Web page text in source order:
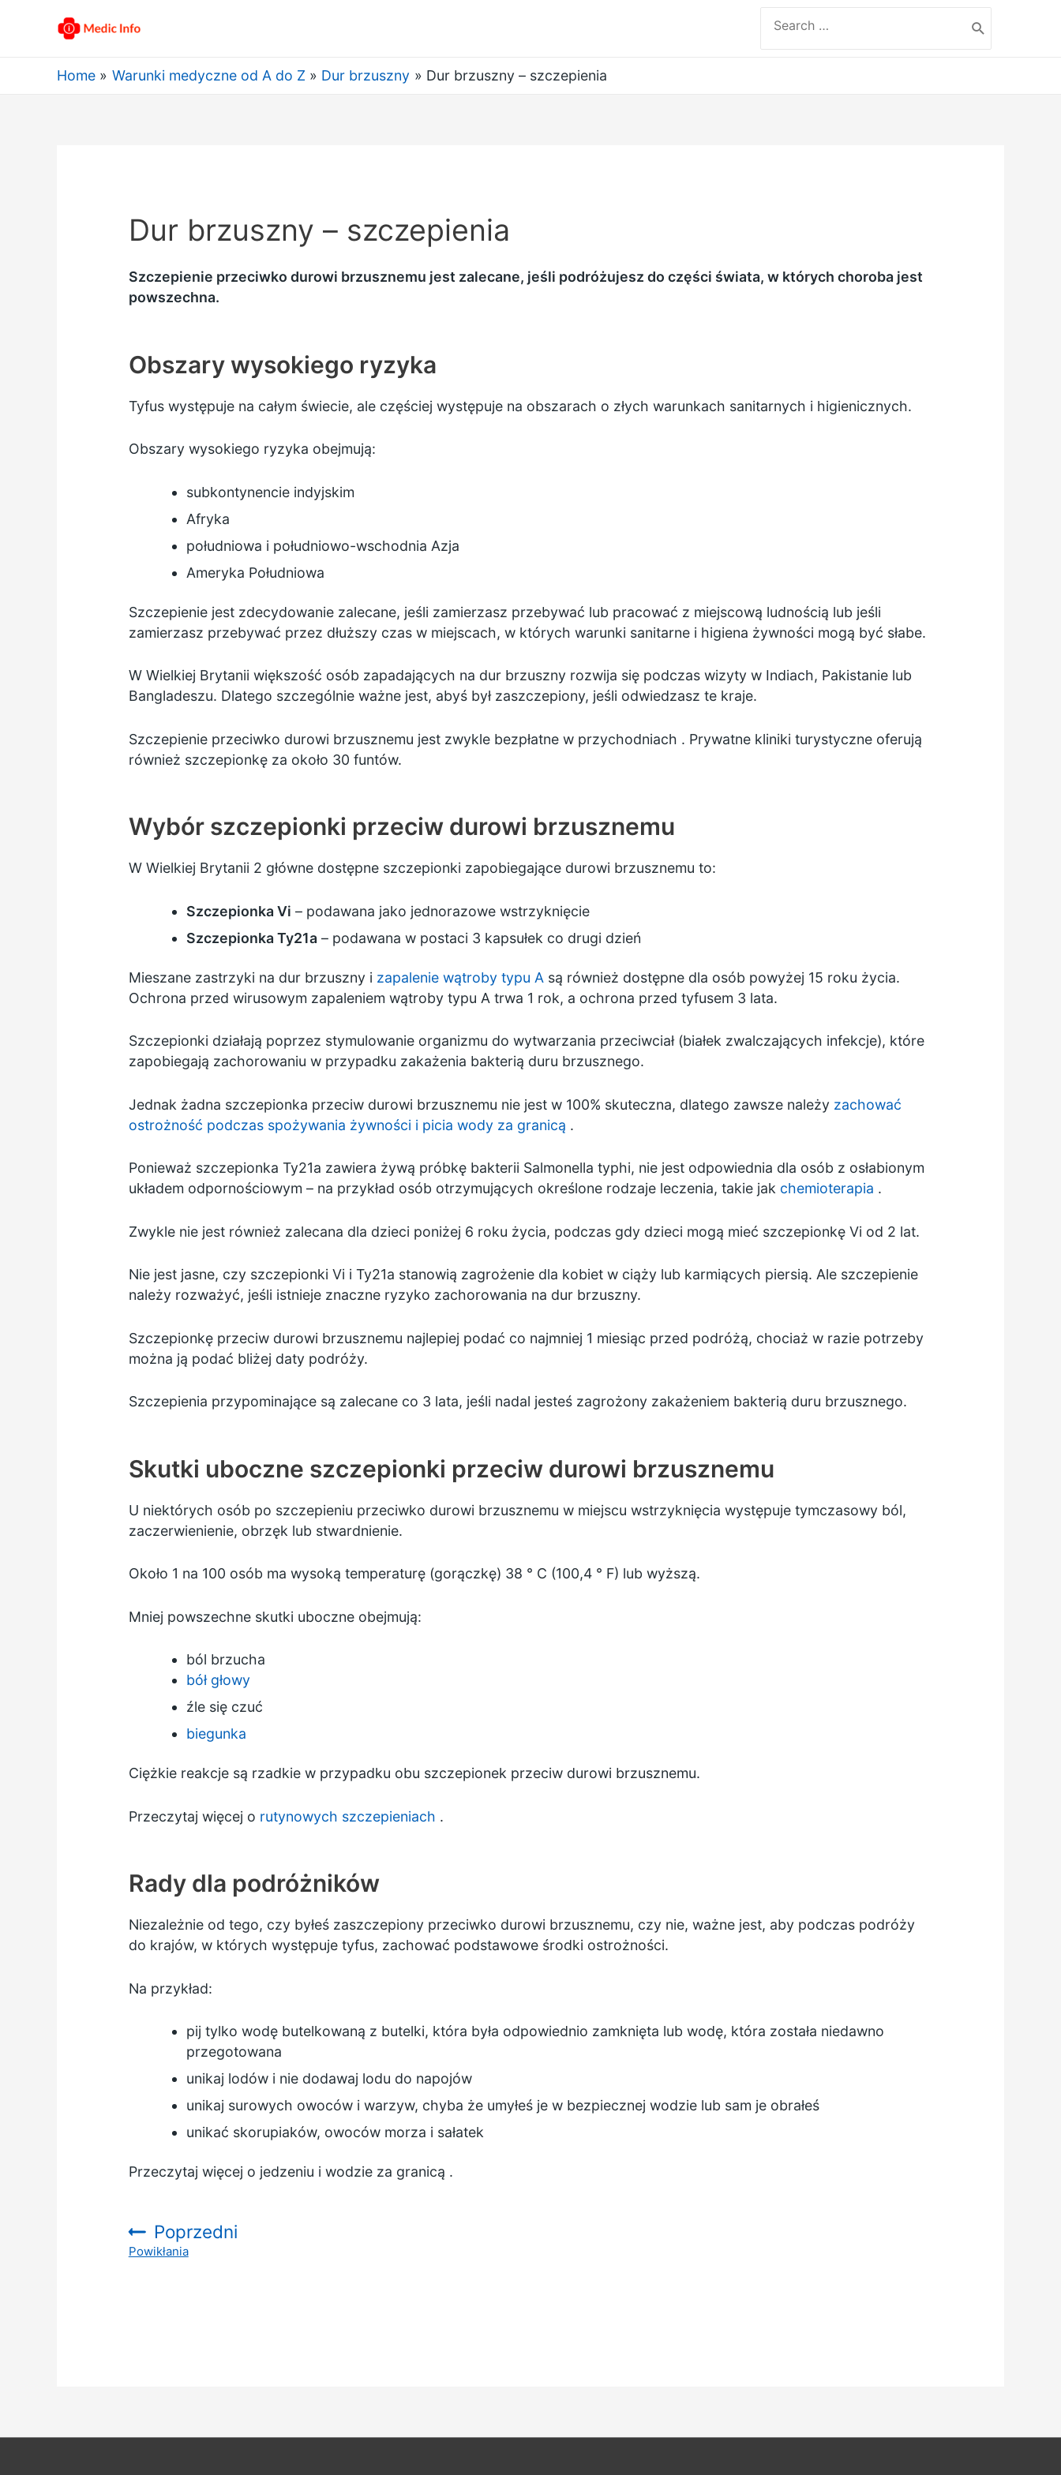
for:
Home Warunki medyczne od A do Z Dur brzuszny Dur brzuszny – szczepienia
Dur brzuszny – szczepienia
Szczepienie przeciwko durowi brzusznemu jest zalecane, jeśli podróżujesz do części świata, w których choroba jest
powszechna.
Obszary wysokiego ryzyka
Tyfus występuje na całym świecie, ale częściej występuje na obszarach o złych warunkach sanitarnych i higienicznych.
Obszary wysokiego ryzyka obejmują:
subkontynencie indyjskim
Afryka
południowa i południowo-wschodnia Azja
Ameryka Południowa
Szczepienie jest zdecydowanie zalecane, jeśli zamierzasz przebywać lub pracować z miejscową ludnością lub jeśli
zamierzasz przebywać przez dłuższy czas w miejscach, w których warunki sanitarne i higiena żywności mogą być słabe.
W Wielkiej Brytanii większość osób zapadających na dur brzuszny rozwija się podczas wizyty w Indiach, Pakistanie lub
Bangladeszu. Dlatego szczególnie ważne jest, abyś był zaszczepiony, jeśli odwiedzasz te kraje.
Szczepienie przeciwko durowi brzusznemu jest zwykle bezpłatne w przychodniach . Prywatne kliniki turystyczne oferują
również szczepionkę za około 30 funtów.
Wybór szczepionki przeciw durowi brzusznemu
W Wielkiej Brytanii 2 główne dostępne szczepionki zapobiegające durowi brzusznemu to:
Szczepionka Vi – podawana jako jednorazowe wstrzyknięcie
Szczepionka Ty21a – podawana w postaci 3 kapsułek co drugi dzień
Mieszane zastrzyki na dur brzuszny i zapalenie wątroby typu A są również dostępne dla osób powyżej 15 roku życia.
Ochrona przed wirusowym zapaleniem wątroby typu A trwa 1 rok, a ochrona przed tyfusem 3 lata.
Szczepionki działają poprzez stymulowanie organizmu do wytwarzania przeciwciał (białek zwalczających infekcje), które
zapobiegają zachorowaniu w przypadku zakażenia bakterią duru brzusznego.
Jednak żadna szczepionka przeciw durowi brzusznemu nie jest w 100% skuteczna, dlatego zawsze należy zachować
ostrożność podczas spożywania żywności i picia wody za granicą .
Ponieważ szczepionka Ty21a zawiera żywą próbkę bakterii Salmonella typhi, nie jest odpowiednia dla osób z osłabionym
układem odpornościowym – na przykład osób otrzymujących określone rodzaje leczenia, takie jak chemioterapia .
Zwykle nie jest również zalecana dla dzieci poniżej 6 roku życia, podczas gdy dzieci mogą mieć szczepionkę Vi od 2 lat.
Nie jest jasne, czy szczepionki Vi i Ty21a stanowią zagrożenie dla kobiet w ciąży lub karmiących piersią. Ale szczepienie
należy rozważyć, jeśli istnieje znaczne ryzyko zachorowania na dur brzuszny.
Szczepionkę przeciw durowi brzusznemu najlepiej podać co najmniej 1 miesiąc przed podróżą, chociaż w razie potrzeby
można ją podać bliżej daty podróży.
Szczepienia przypominające są zalecane co 3 lata, jeśli nadal jesteś zagrożony zakażeniem bakterią duru brzusznego.
Skutki uboczne szczepionki przeciw durowi brzusznemu
U niektórych osób po szczepieniu przeciwko durowi brzusznemu w miejscu wstrzyknięcia występuje tymczasowy ból,
zaczerwienienie, obrzęk lub stwardnienie.
Około 1 na 100 osób ma wysoką temperaturę (gorączkę) 38 ° C (100,4 ° F) lub wyższą.
Mniej powszechne skutki uboczne obejmują:
ból brzucha
bół głowy
źle się czuć
biegunka
Ciężkie reakcje są rzadkie w przypadku obu szczepionek przeciw durowi brzusznemu.
Przeczytaj więcej o rutynowych szczepieniach .
Rady dla podróżników
Niezależnie od tego, czy byłeś zaszczepiony przeciwko durowi brzusznemu, czy nie, ważne jest, aby podczas podróży
do krajów, w których występuje tyfus, zachować podstawowe środki ostrożności.
Na przykład:
pij tylko wodę butelkowaną z butelki, która była odpowiednio zamknięta lub wodę, która została niedawno
przegotowana
unikaj lodów i nie dodawaj lodu do napojów
unikaj surowych owoców i warzyw, chyba że umyłeś je w bezpiecznej wodzie lub sam je obrałeś
unikać skorupiaków, owoców morza i sałatek
Przeczytaj więcej o jedzeniu i wodzie za granicą .
Poprzedni
:Powikłania